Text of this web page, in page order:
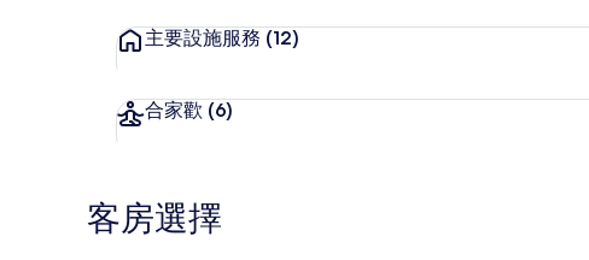
主要設施服務 (12)
合家歡 (6)
客房選擇